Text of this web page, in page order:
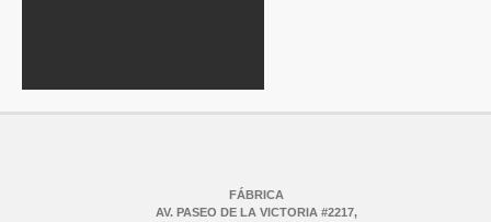
FÁBRICA
AV. PASEO DE LA VICTORIA #2217,